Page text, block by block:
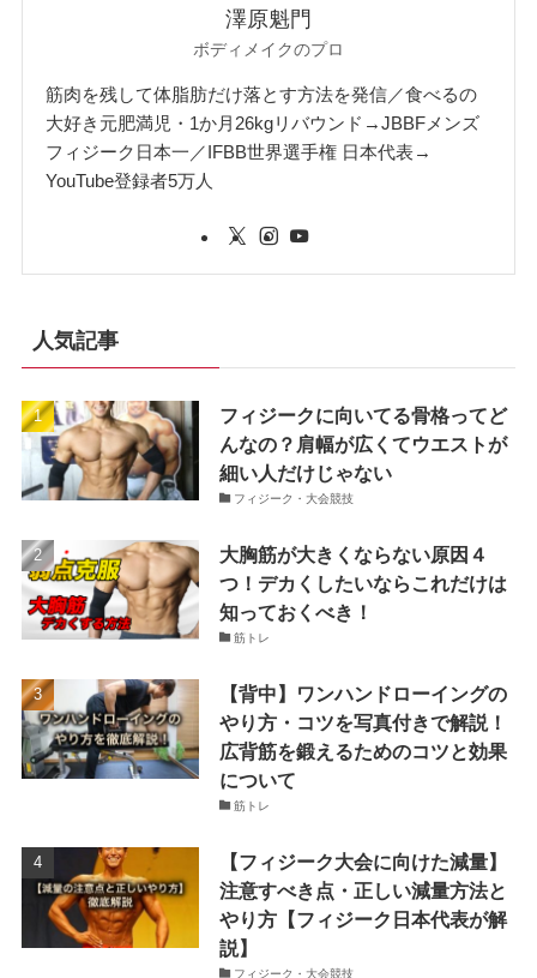
澤原魁門
ボディメイクのプロ
筋肉を残して体脂肪だけ落とす方法を発信／食べるの
大好き元肥満児・1か月26kgリバウンド→JBBFメンズ
フィジーク日本一／IFBB世界選手権 日本代表→
YouTube登録者5万人
人気記事
フィジークに向いてる骨格ってど
んなの？肩幅が広くてウエストが
細い人だけじゃない
フィジーク・大会競技
大胸筋が大きくならない原因４
つ！デカくしたいならこれだけは
知っておくべき！
筋トレ
【背中】ワンハンドローイングの
やり方・コツを写真付きで解説！
広背筋を鍛えるためのコツと効果
について
筋トレ
【フィジーク大会に向けた減量】
注意すべき点・正しい減量方法と
やり方【フィジーク日本代表が解
説】
フィジーク・大会競技